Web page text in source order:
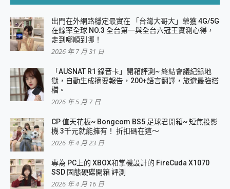
出門在外網路穩定最實在 「台灣大哥大」榮獲 4G/5G
在線率全球 NO.3 全台第一與全台六冠王實測心得，
走到哪順到哪！
2026 年 7 月 31 日
「AUSNAT R1 錄音卡」開箱評測~ 終結會議紀錄地
獄，自動生成摘要報告，200+語言翻譯，旅遊最強搭
檔。
2026 年 5 月 7 日
CP 值天花板~ Bongcom BS5 足球君開箱~ 短焦投影
機 3千元就能擁有！ 折扣碼在這～
2026 年 4 月 23 日
專為 PC上的 XBOX和掌機設計的 FireCuda X1070
SSD 固態硬碟開箱 評測
2026 年 4 月 16 日